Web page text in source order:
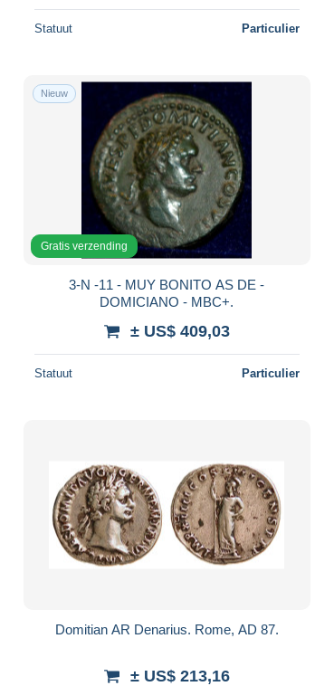
Statuut Particulier
Nieuw
Gratis verzending
3-N -11 - MUY BONITO AS DE -
DOMICIANO - MBC+.
± US$ 409,03
Statuut Particulier
Domitian AR Denarius. Rome, AD 87.
± US$ 213,16